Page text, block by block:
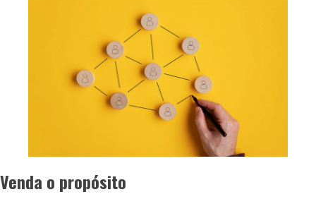
Venda o propósito